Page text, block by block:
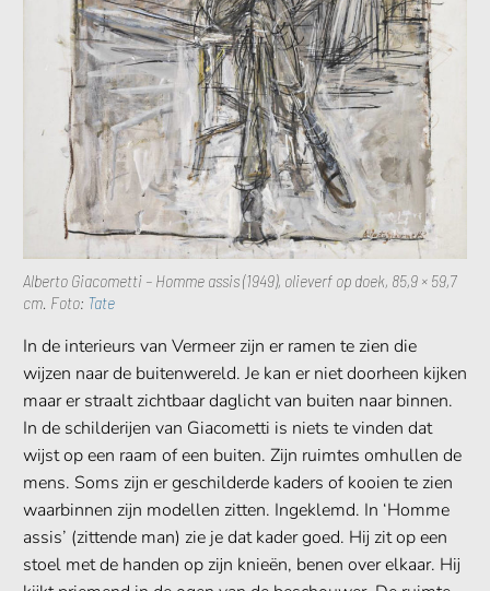
Alberto Giacometti – Homme assis (1949), olieverf op doek, 85,9 × 59,7
cm. Foto: Tate
In de interieurs van Vermeer zijn er ramen te zien die
wijzen naar de buitenwereld. Je kan er niet doorheen kijken
maar er straalt zichtbaar daglicht van buiten naar binnen.
In de schilderijen van Giacometti is niets te vinden dat
wijst op een raam of een buiten. Zijn ruimtes omhullen de
mens. Soms zijn er geschilderde kaders of kooien te zien
waarbinnen zijn modellen zitten. Ingeklemd. In ‘Homme
assis’ (zittende man) zie je dat kader goed. Hij zit op een
stoel met de handen op zijn knieën, benen over elkaar. Hij